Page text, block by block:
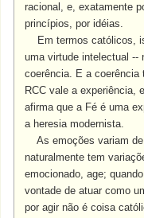
racional, e, exatamente
princípios, por idéias.
Em termos católicos,
uma virtude intelectual --
coerência. E a
RCC vale a experiência,
afirma que a Fé é uma
a heresia modernista.
As emoções variam de
naturalmente tem
emocionado, age;
vontade de atuar como
por agir não é coisa